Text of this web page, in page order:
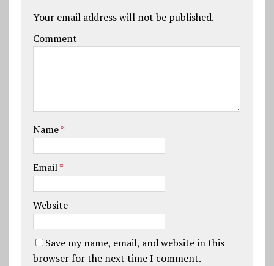
Your email address will not be published.
Comment
Name*
Email*
Website
Save my name, email, and website in this
browser for the next time I comment.